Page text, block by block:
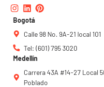
Instagram
Linkedin
Pinterest
Bogotá
Calle 98 No. 9A-21 local 101
Tel: (601) 795 3020
Medellín
Carrera 43A #14-27 Local
Poblado